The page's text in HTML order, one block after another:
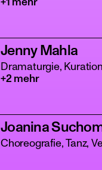
+1 mehr
Jenny Mahla
Dramaturgie,
+2 mehr
Joanina
Choreografie, Tanz,